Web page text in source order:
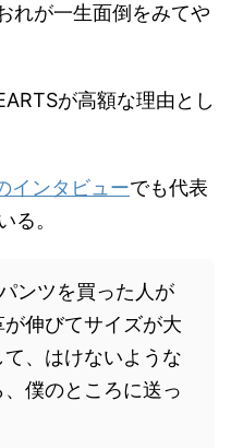
れが一生面倒をみてや
が高額な理由とし
インタビューでも代表
る。
ンツを買った人が
伸びてサイズが大
、はけないような
僕のところに送っ